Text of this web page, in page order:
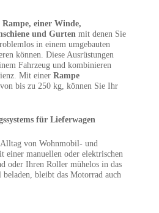
Rampe, einer Winde,
und Gurten mit denen Sie
in einem umgebauten
können. Diese Ausrüstungen
Fahrzeug und kombinieren
Mit einer Rampe
bis zu 250 kg, können Sie Ihr
für Lieferwagen
von Wohnmobil- und
einer manuellen oder elektrischen
oder Ihren Roller mühelos in das
bleibt das Motorrad auch